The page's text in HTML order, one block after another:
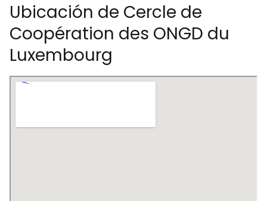
Ubicación de Cercle de
Coopération des ONGD du
Luxembourg